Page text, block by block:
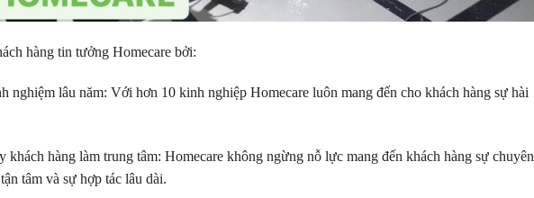
hàng tin tưởng Homecare bởi:
nghiệm lâu năm: Với hơn 10 kinh nghiệp Homecare luôn mang đến cho khách hàng sự hài
khách hàng làm trung tâm: Homecare không ngừng nỗ lực mang đến khách hàng sự chuyên
tâm và sự hợp tác lâu dài.